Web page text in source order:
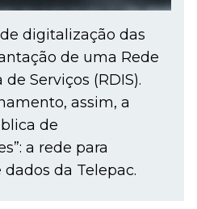
digitalização das
de uma Rede
Serviços (RDIS).
assim, a
de
a rede para
da Telepac.